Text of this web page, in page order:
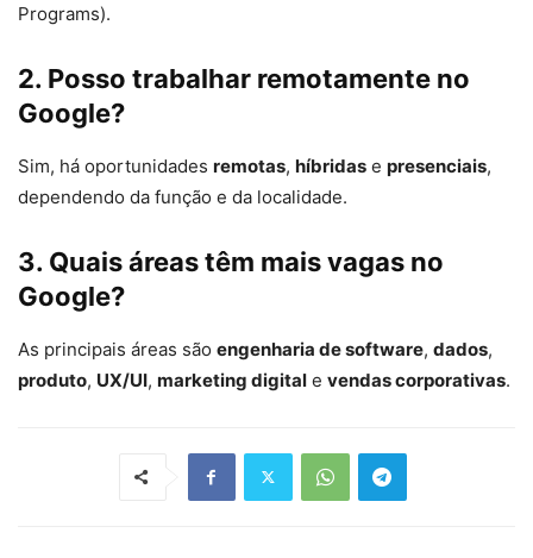
Programs).
2. Posso trabalhar remotamente no
Google?
Sim, há oportunidades remotas, híbridas e presenciais,
dependendo da função e da localidade.
3. Quais áreas têm mais vagas no
Google?
As principais áreas são engenharia de software, dados,
produto, UX/UI, marketing digital e vendas corporativas.